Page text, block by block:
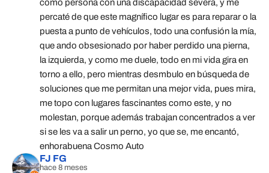
como persona con una discapacidad severa, y me
percaté de que este magnífico lugar es para reparar o la
puesta a punto de vehículos, todo una confusión la mía,
que ando obsesionado por haber perdido una pierna,
la izquierda, y como me duele, todo en mi vida gira en
torno a ello, pero mientras desmbulo en búsqueda de
soluciones que me permitan una mejor vida, pues mira,
me topo con lugares fascinantes como este, y no
molestan, porque además trabajan concentrados a ver
si se les va a salir un perno, yo que se, me encantó,
enhorabuena Cosmo Auto
FJ FG
hace 8 meses